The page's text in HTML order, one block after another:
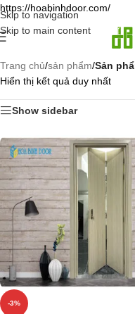
https://hoabinhdoor.com/
Skip to navigation
Skip to main content
Trang chủ/sản phẩm/Sản
Hiển thị kết quả duy nhất
Show sidebar
-3%